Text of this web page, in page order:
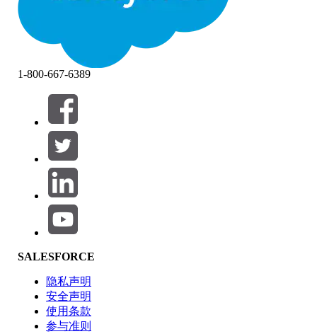
筛选器 (0)
选择筛选器
产品区域
功能影响
1-800-667-6389
SALESFORCE
隐私声明
安全声明
使用条款
参与准则